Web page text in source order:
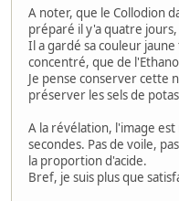
A noter, que le Collodion
préparé il y'a quatre
Il a gardé sa couleur
concentré, que de
Je pense conserver cette
préserver les sels de
A la révélation, l'image
secondes. Pas de voile,
la proportion d'acide.
Bref, je suis plus que